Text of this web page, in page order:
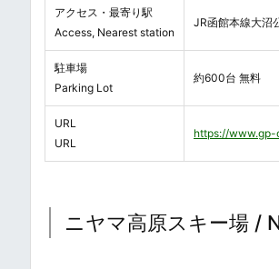
アクセス・最寄り駅
Access, Nearest station
JR函館本線大沼
駐車場
Parking Lot
約600台 無料
URL
URL
https://
ニヤマ高原スキー場 /